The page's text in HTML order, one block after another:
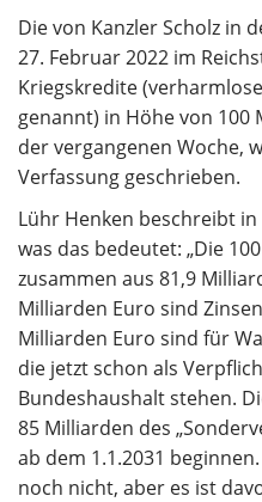
Die von Kanzler Scholz in
27. Februar 2022 im
Kriegskredite
genannt) in Höhe von
der vergangenen Woche,
Verfassung geschrieben.
Lühr Henken beschreibt in
was das bedeutet: „Die
zusammen aus 81,9
Milliarden Euro sind
Milliarden Euro sind für
die jetzt schon als
Bundeshaushalt stehen.
85 Milliarden des
ab dem 1.1.2031
noch nicht, aber es ist